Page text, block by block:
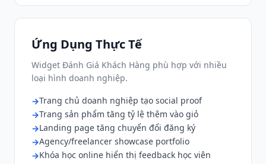
Ứng Dụng Thực Tế
Widget Đánh Giá Khách Hàng phù hợp với nhiều
loại hình doanh nghiệp.
Trang chủ doanh nghiệp tạo social proof
Trang sản phẩm tăng tỷ lệ thêm vào giỏ
Landing page tăng chuyển đổi đăng ký
Agency/freelancer showcase portfolio
Khóa học online hiển thị feedback học viên